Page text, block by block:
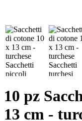
10 pz
13 cm -